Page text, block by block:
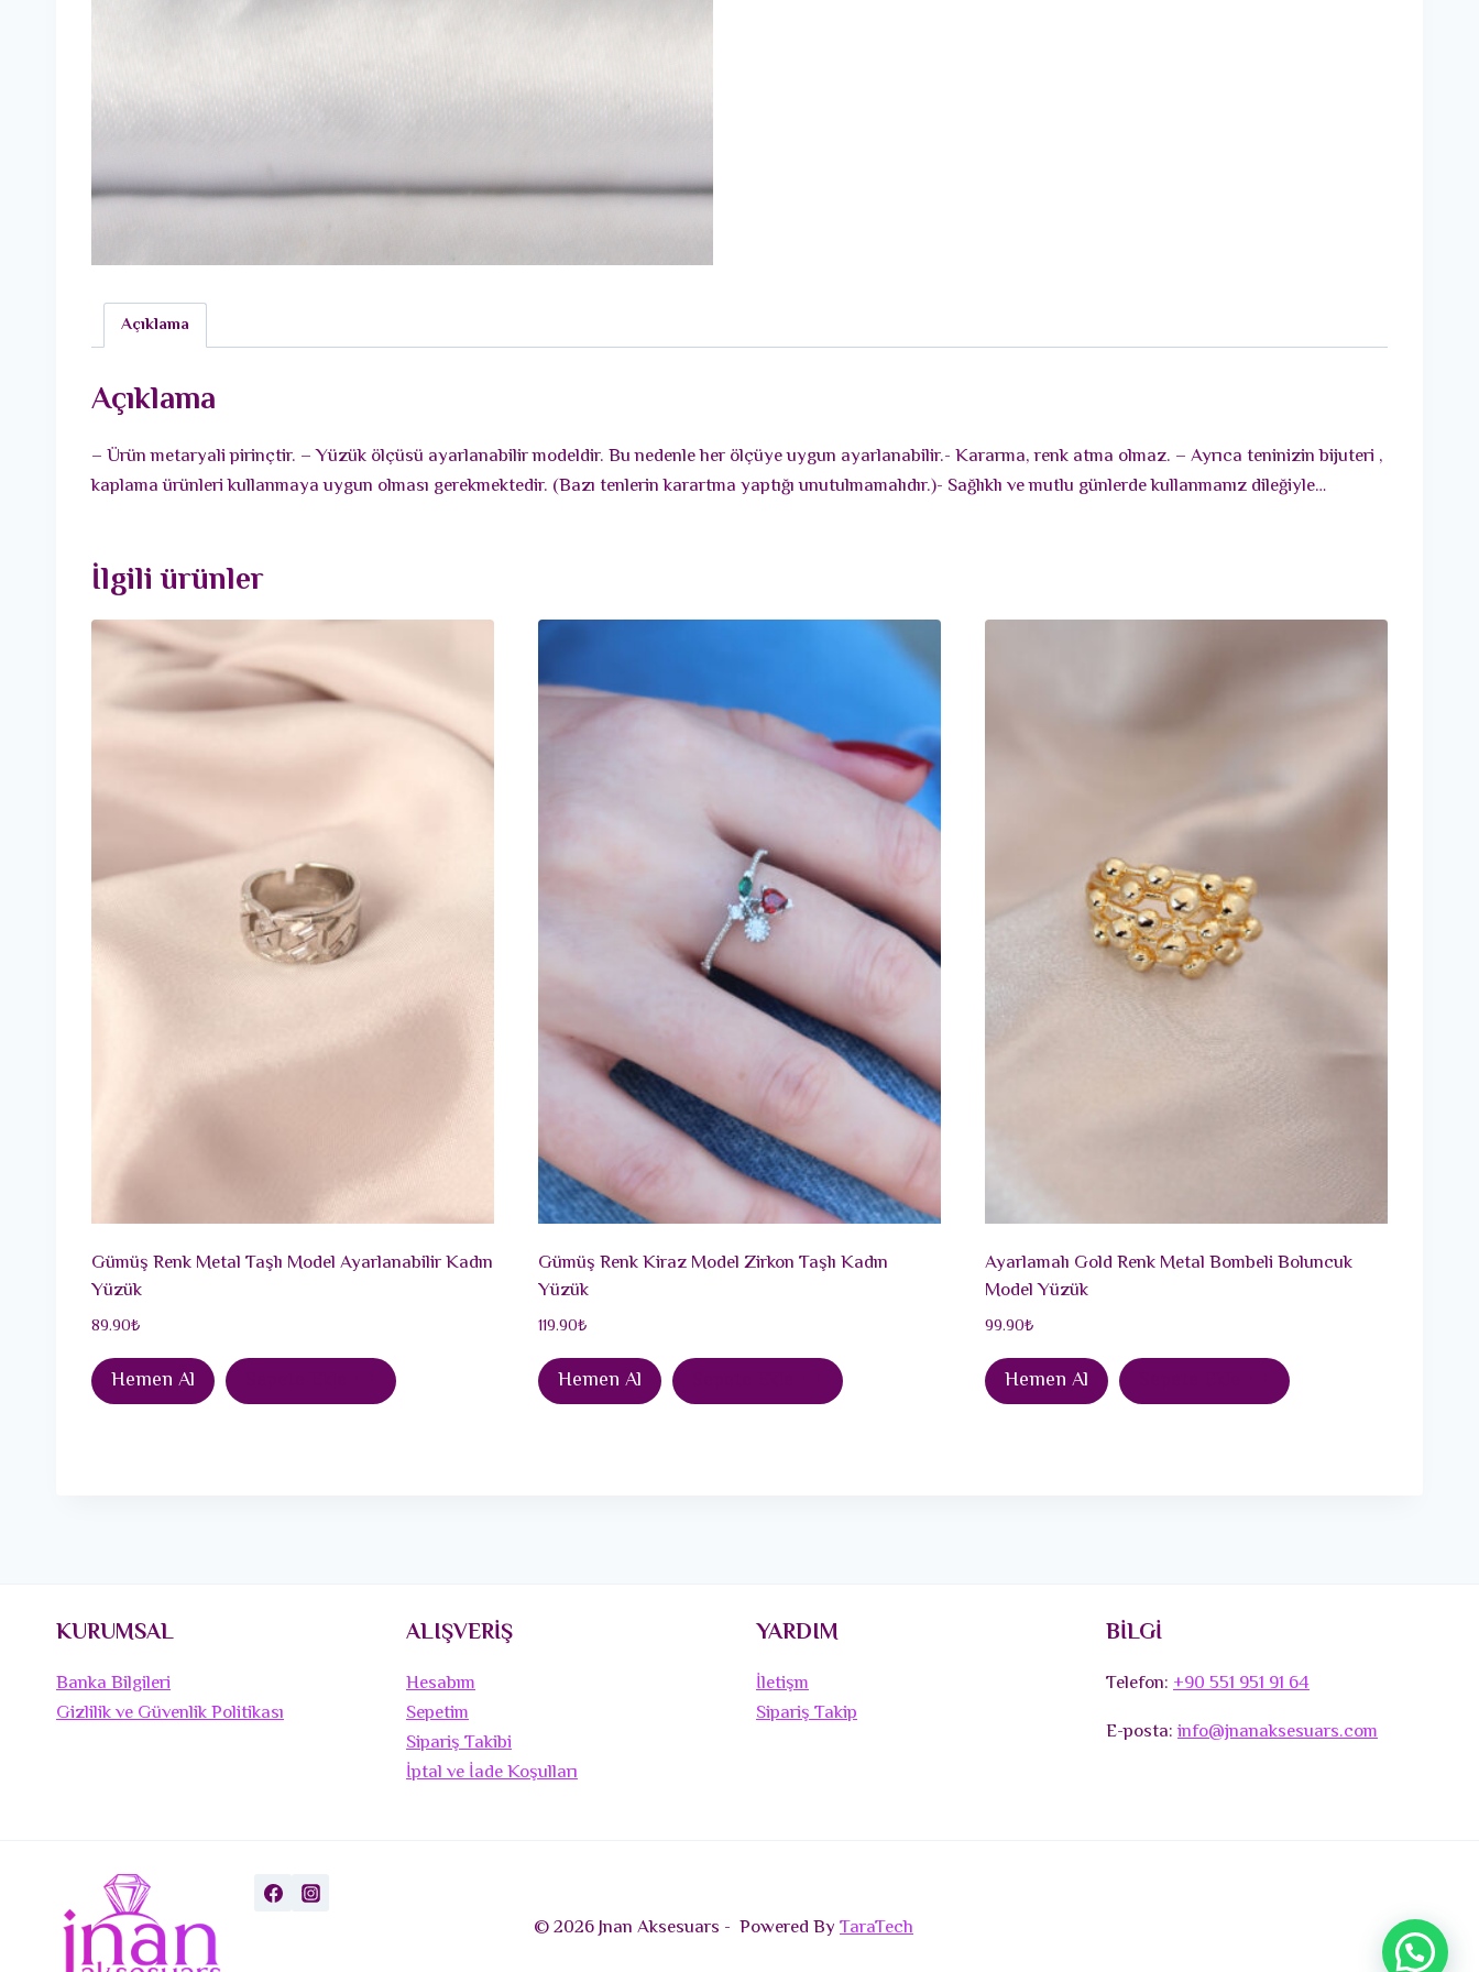
Açıklama
Açıklama
– Ürün metaryali pirinçtir. – Yüzük ölçüsü ayarlanabilir modeldir. Bu nedenle her ölçüye uygun ayarlanabilir.- Kararma, renk atma olmaz. – Ayrıca teninizin bijuteri ,
kaplama ürünleri kullanmaya uygun olması gerekmektedir. (Bazı tenlerin karartma yaptığı unutulmamalıdır.)- Sağlıklı ve mutlu günlerde kullanmanız dileğiyle…
İlgili ürünler
Gümüş Renk Metal Taşlı Model Ayarlanabilir Kadın
Yüzük
89.90₺
Hemen Al
Gümüş Renk Kiraz Model Zirkon Taşlı Kadın
Yüzük
119.90₺
Hemen Al
Ayarlamalı Gold Renk Metal Bombeli Boluncuk
Model Yüzük
99.90₺
Hemen Al
KURUMSAL
Banka Bilgileri
Gizlilik ve Güvenlik Politikası
ALIŞVERİŞ
Hesabım
Sepetim
Sipariş Takibi
İptal ve İade Koşulları
YARDIM
İletişm
Sipariş Takip
BİLGİ
Telefon:+90 551 951 91 64
E-posta:info@jnanaksesuars.com
© 2026 Jnan Aksesuars - Powered ByTaraTech